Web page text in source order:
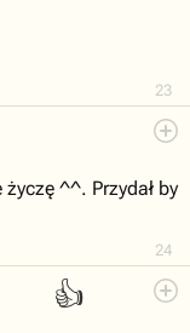
23
24
^^. Przydał by
👍